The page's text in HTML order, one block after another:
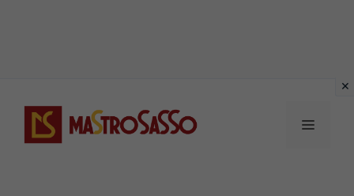
contenuto
MENU